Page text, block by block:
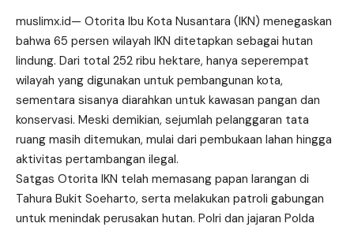
muslimx.id— Otorita Ibu Kota Nusantara (IKN) menegaskan
bahwa 65 persen wilayah IKN ditetapkan sebagai hutan
lindung. Dari total 252 ribu hektare, hanya seperempat
wilayah yang digunakan untuk pembangunan kota,
sementara sisanya diarahkan untuk kawasan pangan dan
konservasi. Meski demikian, sejumlah pelanggaran tata
ruang masih ditemukan, mulai dari pembukaan lahan hingga
aktivitas pertambangan ilegal.
Satgas Otorita IKN telah memasang papan larangan di
Tahura Bukit Soeharto, serta melakukan patroli gabungan
untuk menindak perusakan hutan. Polri dan jajaran Polda